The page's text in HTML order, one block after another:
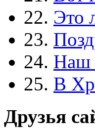
22. Это
23.
24. Наш
25. В
Друзья